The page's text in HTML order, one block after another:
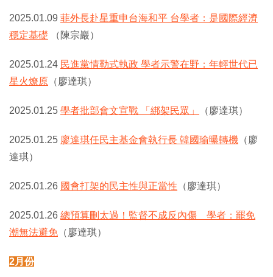
2025.01.09 菲外長赴星重申台海和平 台學者：是國際經濟
穩定基礎 （陳宗巖）
2025.01.24 民進黨情勒式執政 學者示警在野：年輕世代已
星火燎原 （廖達琪）
2025.01.25 學者批部會文宣戰 「綁架民眾」 （廖達琪）
2025.01.25 廖達琪任民主基金會執行長 韓國瑜曝轉機 （廖
達琪）
2025.01.26 國會打架的民主性與正當性 （廖達琪）
2025.01.26 總預算刪太過！監督不成反內傷 學者：罷免
潮無法避免 （廖達琪）
2月份